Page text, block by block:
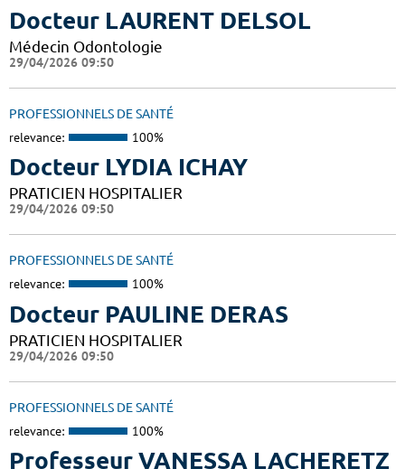
Docteur LAURENT DELSOL
Médecin Odontologie
29/04/2026 09:50
PROFESSIONNELS DE SANTÉ
relevance: 100%
Docteur LYDIA ICHAY
PRATICIEN HOSPITALIER
29/04/2026 09:50
PROFESSIONNELS DE SANTÉ
relevance: 100%
Docteur PAULINE DERAS
PRATICIEN HOSPITALIER
29/04/2026 09:50
PROFESSIONNELS DE SANTÉ
relevance: 100%
Professeur VANESSA LACHERETZ